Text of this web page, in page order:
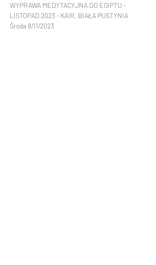
WYPRAWA MEDYTACYJNA DO EGIPTU -
LISTOPAD 2023 - KAIR, BIAŁA PUSTYNIA
Środa 8/11/2023